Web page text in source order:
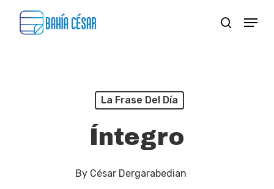
search
Menu
La Frase Del Día
Íntegro
By César Dergarabedian